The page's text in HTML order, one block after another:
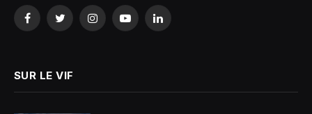
FacebookTwitterInstagramYouTubeLinkedIn
SUR LE VIF